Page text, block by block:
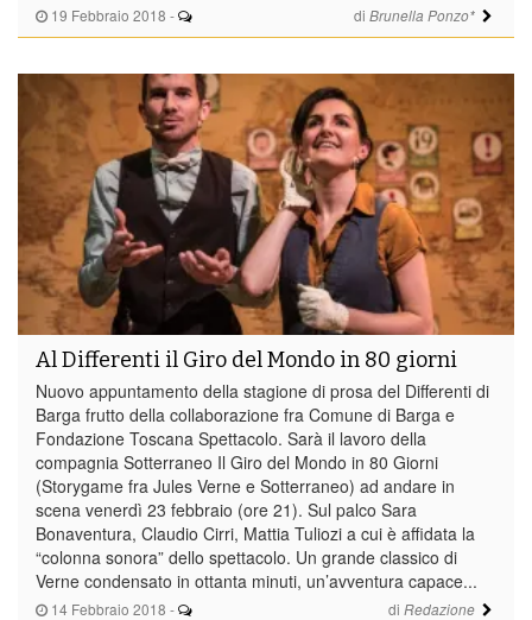
19 Febbraio 2018 - di Brunella Ponzo*
14 Febbraio 2018 - di Redazione
Al Differenti il Giro del Mondo in 80 giorni
Nuovo appuntamento della stagione di prosa del Differenti di
Barga frutto della collaborazione fra Comune di Barga e
Fondazione Toscana Spettacolo. Sarà il lavoro della
compagnia Sotterraneo Il Giro del Mondo in 80 Giorni
(Storygame fra Jules Verne e Sotterraneo) ad andare in
scena venerdì 23 febbraio (ore 21). Sul palco Sara
Bonaventura, Claudio Cirri, Mattia Tuliozi a cui è affidata la
“colonna sonora” dello spettacolo. Un grande classico di
Verne condensato in ottanta minuti, un’avventura capace...